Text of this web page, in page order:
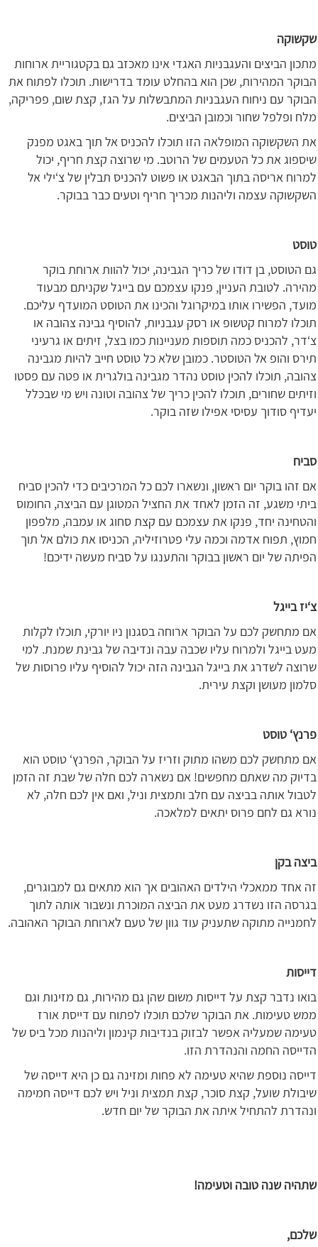
שקשוקה
מתכון הביצים והעגבניות האגדי אינו מאכזב גם בקטגוריית ארוחות
הבוקר המהירות, שכן הוא בהחלט עומד בדרישות. תוכלו לפתוח את
הבוקר עם ניחוח העגבניות המתבשלות על הגז, קצת שום, פפריקה,
מלח ופלפל שחור וכמובן הביצים.
את השקשוקה המופלאה הזו תוכלו להכניס אל תוך באגט מפנק
שיספוג את כל הטעמים של הרוטב. מי שרוצה קצת חריף, יכול
למרוח אריסה בתוך הבאגט או פשוט להכניס תבלין של צ‘ילי אל
השקשוקה עצמה וליהנות מכריך חריף וטעים כבר בבוקר.
טוסט
גם הטוסט, בן דודו של כריך הגבינה, יכול להוות ארוחת בוקר
מהירה. לטובת העניין, פנקו עצמכם עם בייגל שקניתם מבעוד
מועד, הפשירו אותו במיקרוגל והכינו את הטוסט המועדף עליכם.
תוכלו למרוח קטשופ או רסק עגבניות, להוסיף גבינה צהובה או
צ‘דר, להכניס כמה תוספות מעניינות כמו בצל, זיתים או גרעיני
תירס והופ אל הטוסטר. כמובן שלא כל טוסט חייב להיות מגבינה
צהובה, תוכלו להכין טוסט נהדר מגבינה בולגרית או פטה עם פסטו
וזיתים שחורים, תוכלו להכין כריך של צהובה וטונה ויש מי שבכלל
יעדיף סודוך עסיסי אפילו שזה בוקר.
סביח
אם זהו בוקר יום ראשון, ונשארו לכם כל המרכיבים כדי להכין סביח
ביתי משגע, זה הזמן לאחד את החציל המטוגן עם הביצה, החומוס
והטחינה יחד, פנקו את עצמכם עם קצת סחוג או עמבה, מלפפון
חמוץ, תפוח אדמה וכמה עלי פטרוזיליה, הכניסו את כולם אל תוך
הפיתה של יום ראשון בבוקר והתענגו על סביח מעשה ידיכם!
צ‘יז בייגל
אם מתחשק לכם על הבוקר ארוחה בסגנון ניו יורקי, תוכלו לקלות
מעט בייגל ולמרוח עליו שכבה עבה ונדיבה של גבינת שמנת. למי
שרוצה לשדרג את בייגל הגבינה הזה יכול להוסיף עליו פרוסות של
סלמון מעושן וקצת עירית.
פרנץ‘ טוסט
אם מתחשק לכם משהו מתוק וזריז על הבוקר, הפרנץ‘ טוסט הוא
בדיוק מה שאתם מחפשים! אם נשארה לכם חלה של שבת זה הזמן
לטבול אותה בביצה עם חלב ותמצית וניל, ואם אין לכם חלה, לא
נורא גם לחם פרוס יתאים למלאכה.
ביצה בקן
זה אחד ממאכלי הילדים האהובים אך הוא מתאים גם למבוגרים,
בגרסה הזו נשדרג מעט את הביצה המוכרת ונשבור אותה לתוך
לחמנייה מתוקה שתעניק עוד גוון של טעם לארוחת הבוקר האהובה.
דייסות
בואו נדבר קצת על דייסות משום שהן גם מהירות, גם מזינות וגם
ממש טעימות. את הבוקר שלכם תוכלו לפתוח עם דייסת אורז
טעימה שמעליה אפשר לבזוק בנדיבות קינמון וליהנות מכל ביס של
הדייסה החמה והנהדרת הזו.
דייסה נוספת שהיא טעימה לא פחות ומזינה גם כן היא דייסה של
שיבולת שועל, קצת סוכר, קצת תמצית וניל ויש לכם דייסה חמימה
ונהדרת להתחיל איתה את הבוקר של יום חדש.
שתהיה שנה טובה וטעימה!
שלכם,